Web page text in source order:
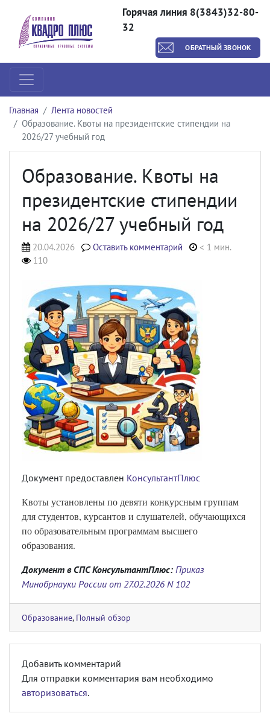
Горячая линия 8(3843)32-80-
32
ОБРАТНЫЙ ЗВОНОК
Главная
Лента новостей
Образование. Квоты на президентские стипендии на
2026/27 учебный год
Образование. Квоты на
президентские стипендии
на 2026/27 учебный год
20.04.2026 Оставить комментарий
< 1 мин.
110
Документ предоставлен КонсультантПлюс
Квоты установлены по девяти конкурсным группам
для студентов, курсантов и слушателей, обучающихся
по образовательным программам высшего
образования.
Документ в СПС КонсультантПлюс: Приказ
Минобрнауки России от 27.02.2026 N 102
Образование, Полный обзор
Добавить комментарий
Для отправки комментария вам необходимо
авторизоваться.